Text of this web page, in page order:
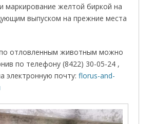
маркирование желтой биркой на
выпуском на прежние места
отловленным животным можно
по телефону (8422) 30-05-24 ,
электронную почту:florus-and-